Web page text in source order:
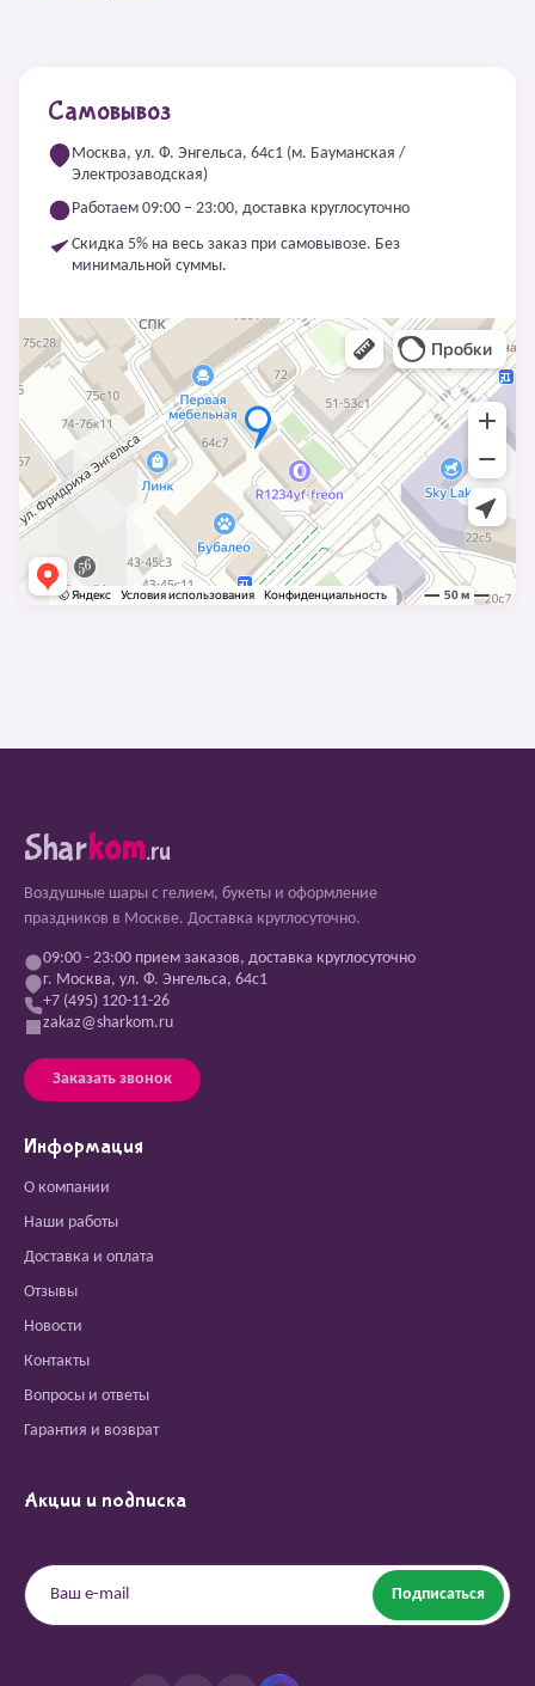
Самовывоз
Москва, ул. Ф. Энгельса, 64с1 (м. Бауманская /
Электрозаводская)
Работаем 09:00 – 23:00, доставка круглосуточно
Скидка 5% на весь заказ при самовывозе. Без
минимальной суммы.
Sharkom.ru
Воздушные шары с гелием, букеты и оформление
праздников в Москве. Доставка круглосуточно.
09:00 - 23:00 прием заказов, доставка круглосуточно
г. Москва, ул. Ф. Энгельса, 64с1
+7 (495) 120-11-26
zakaz@sharkom.ru
Заказать звонок
Информация
О компании
Наши работы
Доставка и оплата
Отзывы
Новости
Контакты
Вопросы и ответы
Гарантия и возврат
Акции и подписка
Подписаться